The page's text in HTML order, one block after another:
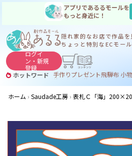
アプリであるるモールを
もっと身近に！
隠れ家的なお店で作品を
ちょっと特別なECモール
ログイ
ン・新規
登録
ホットワード 手作りプレゼント飛騨布 小物
サヌカイト コ
ホーム
Saudade工房 表札Ｃ「海」